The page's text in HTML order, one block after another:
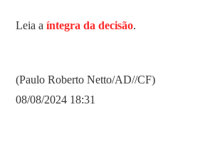
Leia aíntegra da decisão.
(Paulo Roberto Netto/AD//CF)
08/08/2024 18:31